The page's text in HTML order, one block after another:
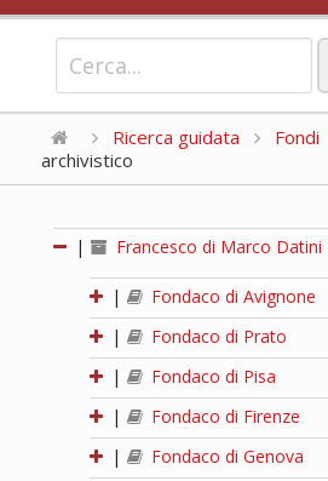
Ricerca guidata Fondi
archivistico
| Francesco di Marco Datini
|
Fondaco di Avignone
|
Fondaco di Prato
|
Fondaco di Pisa
|
Fondaco di Firenze
|
Fondaco di Genova